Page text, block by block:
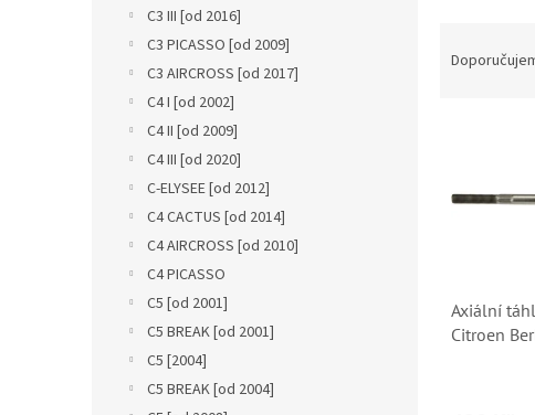
C3 III [od 2016]
C3 PICASSO [od 2009]
C3 AIRCROSS [od 2017]
C4 I [od 2002]
C4 II [od 2009]
C4 III [od 2020]
C-ELYSEE [od 2012]
C4 CACTUS [od 2014]
C4 AIRCROSS [od 2010]
C4 PICASSO
C5 [od 2001]
C5 BREAK [od 2001]
C5 [2004]
C5 BREAK [od 2004]
Axiální
Citroen